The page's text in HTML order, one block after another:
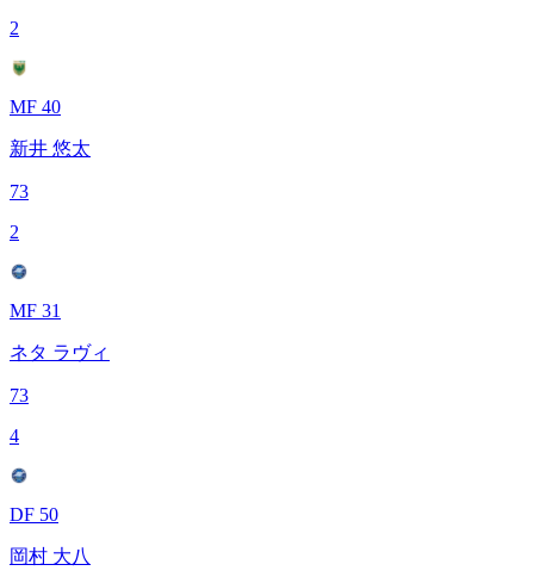
2
MF 40
新井 悠太
73
2
MF 31
ネタ ラヴィ
73
4
DF 50
岡村 大八